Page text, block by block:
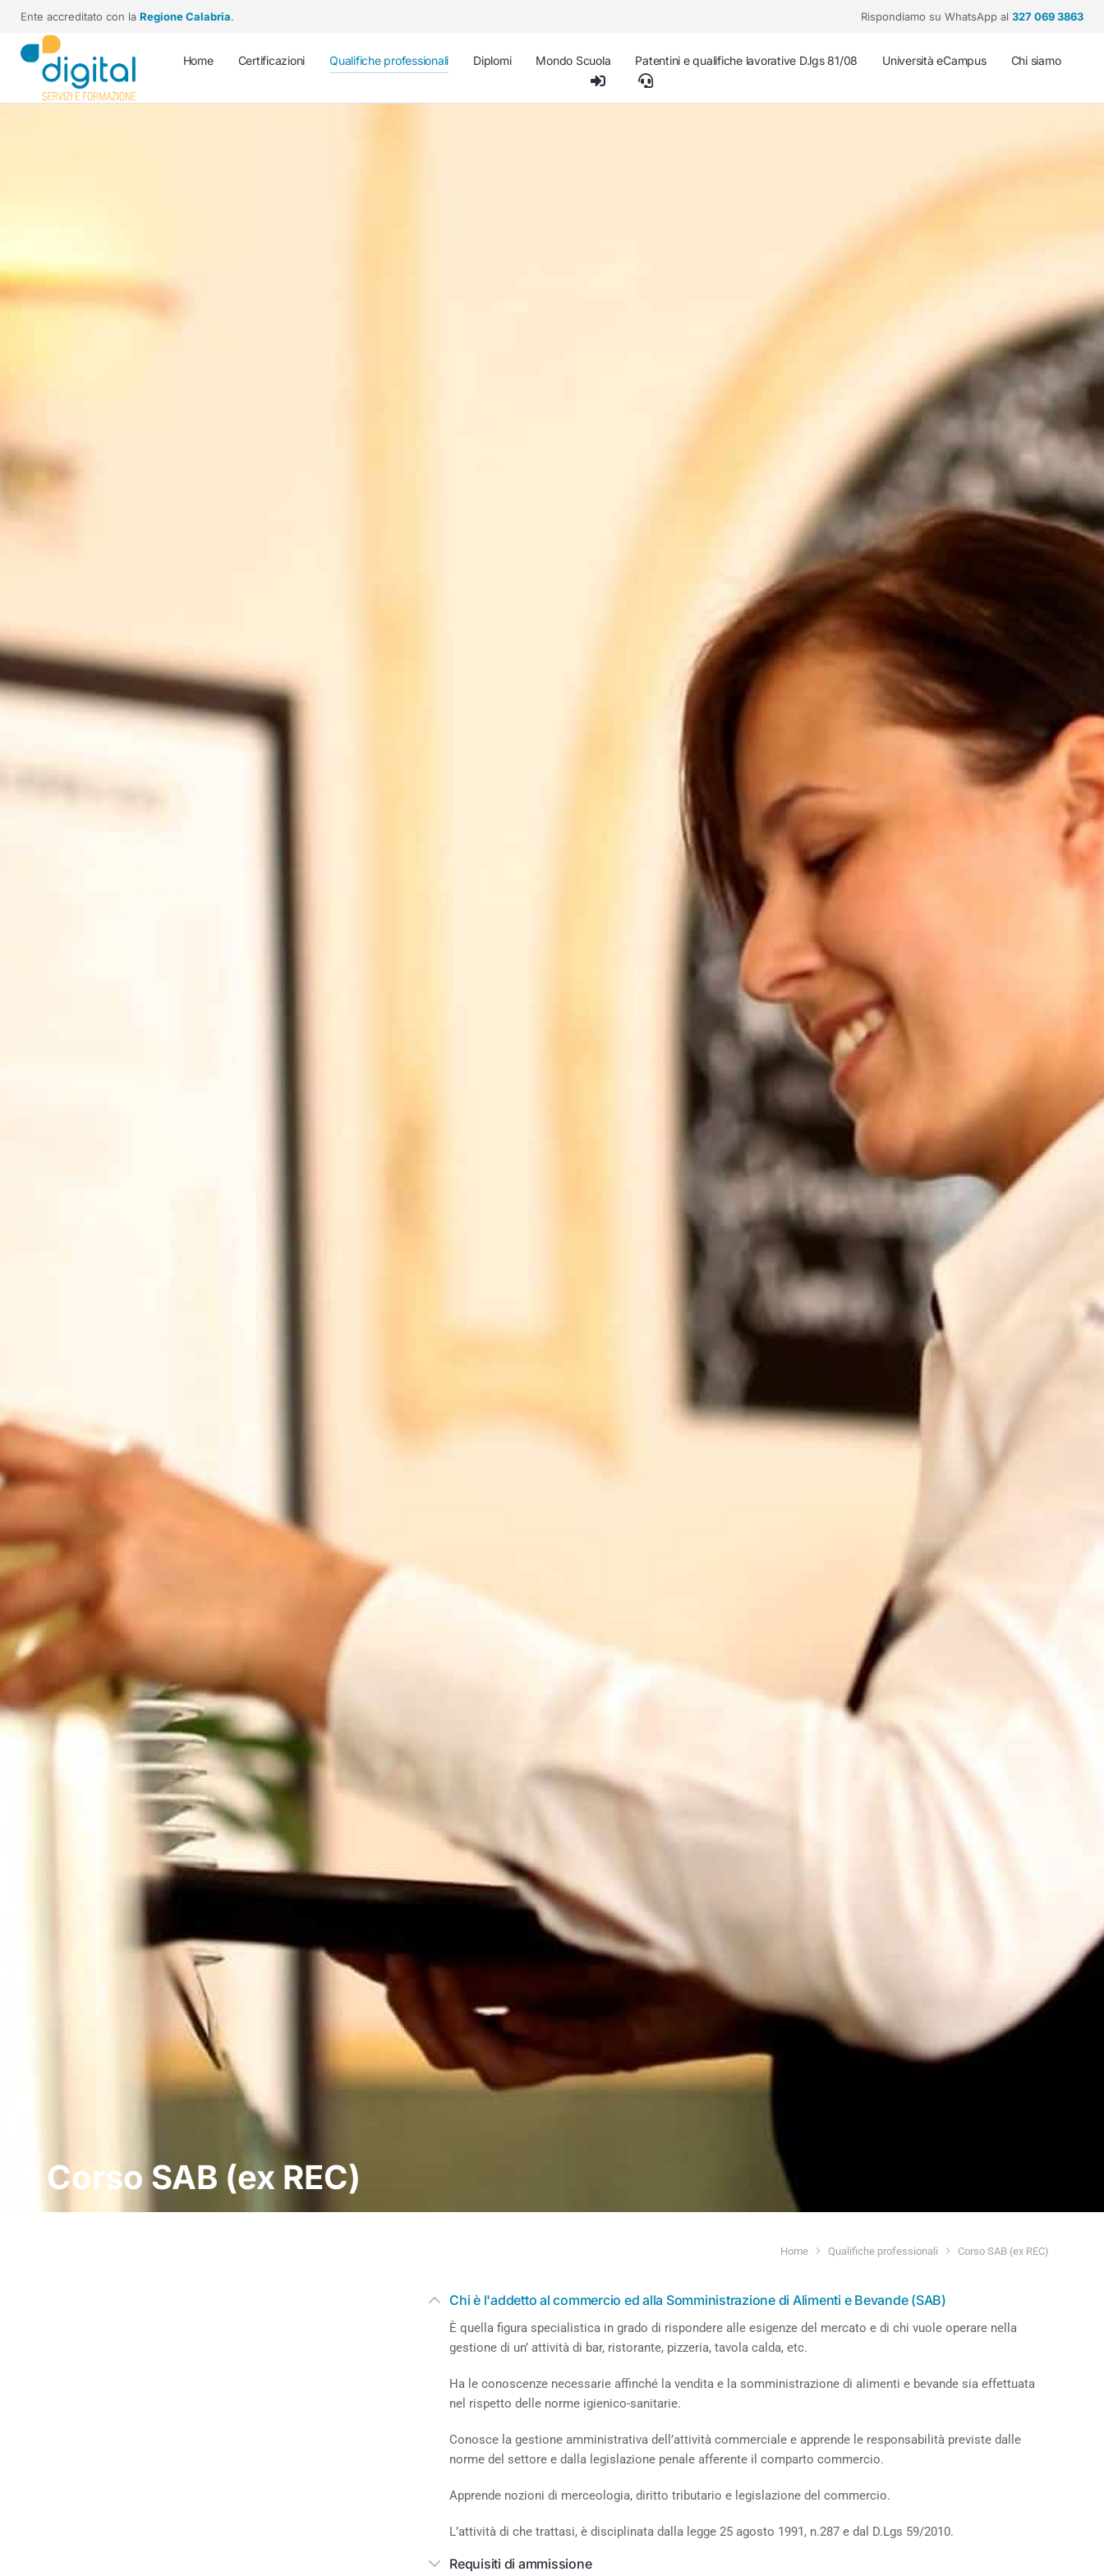
Ente accreditato con la Regione Calabria. Rispondiamo su WhatsApp al 327 069 3863
Home Certificazioni Qualifiche professionali Diplomi Mondo Scuola Patentini e qualifiche lavorative D.lgs 81/08 Università eCampus Chi siamo
Corso SAB (ex REC)
Home Qualifiche professionali Corso SAB (ex REC)
Chi è l'addetto al commercio ed alla Somministrazione di Alimenti e Bevande (SAB)
È quella figura specialistica in grado di rispondere alle esigenze del mercato e di chi vuole operare nella
gestione di un’ attività di bar, ristorante, pizzeria, tavola calda, etc.
Ha le conoscenze necessarie affinché la vendita e la somministrazione di alimenti e bevande sia effettuata
nel rispetto delle norme igienico-sanitarie.
Conosce la gestione amministrativa dell’attività commerciale e apprende le responsabilità previste dalle
norme del settore e dalla legislazione penale afferente il comparto commercio.
Apprende nozioni di merceologia, diritto tributario e legislazione del commercio.
L’attività di che trattasi, è disciplinata dalla legge 25 agosto 1991, n.287 e dal D.Lgs 59/2010.
Requisiti di ammissione